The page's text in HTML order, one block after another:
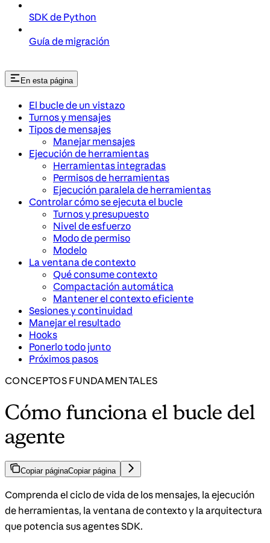
SDK de Python
Guía de migración
En esta página
El bucle de un vistazo
Turnos y mensajes
Tipos de mensajes
Manejar mensajes
Ejecución de herramientas
Herramientas integradas
Permisos de herramientas
Ejecución paralela de herramientas
Controlar cómo se ejecuta el bucle
Turnos y presupuesto
Nivel de esfuerzo
Modo de permiso
Modelo
La ventana de contexto
Qué consume contexto
Compactación automática
Mantener el contexto eficiente
Sesiones y continuidad
Manejar el resultado
Hooks
Ponerlo todo junto
Próximos pasos
CONCEPTOS FUNDAMENTALES
Cómo funciona el bucle del
agente
Copiar páginaCopiar página
Comprenda el ciclo de vida de los mensajes, la ejecución
de herramientas, la ventana de contexto y la arquitectura
que potencia sus agentes SDK.